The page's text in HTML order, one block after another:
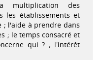
multiplication des
les établissements et
; l'aide à prendre dans
; le temps consacré et
qui ? ; l'intérêt